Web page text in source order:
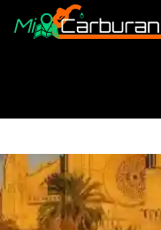
ABIERTAS 24H
ÚLTIMAS MATRÍCULAS